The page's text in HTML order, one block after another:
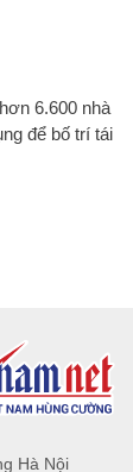
6.600 nhà
để bố trí tái
Hà Nội